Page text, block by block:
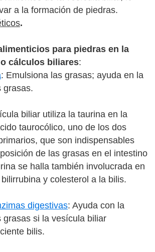
a la formación de piedras.
.
para piedras en la
cálculos biliares:
: Emulsiona las grasas; ayuda en la
grasas.
biliar utiliza la taurina en la
taurocólico, uno de los dos
que son indispensables
de las grasas en el intestino
se halla también involucrada en
y colesterol a la bilis.
digestivas: Ayuda con la
grasas si la vesícula biliar
bilis.